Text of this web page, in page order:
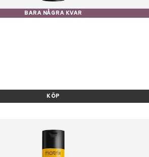
BARA NÅGRA KVAR
KÖP